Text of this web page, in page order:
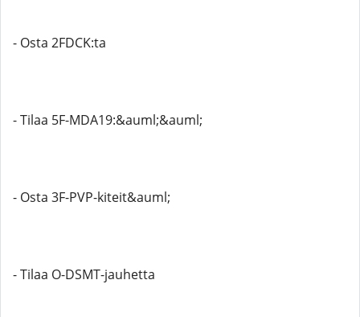
- Osta 2FDCK:ta
- Tilaa 5F-MDA19:&auml;&auml;
- Osta 3F-PVP-kiteit&auml;
- Tilaa O-DSMT-jauhetta